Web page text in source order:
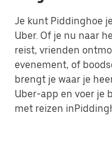
Je kunt Piddinghoe
Uber. Of je nu naar
reist, vrienden
evenement, of
brengt je waar je
Uber-app en voer je
met reizen